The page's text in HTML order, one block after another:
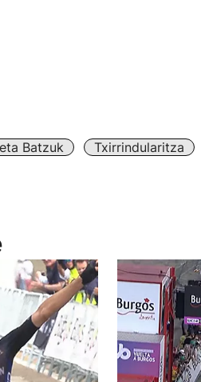
Batzuk
Txirrindularitza